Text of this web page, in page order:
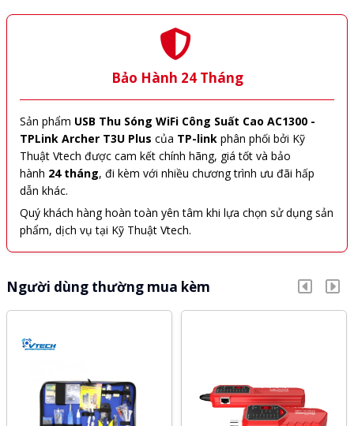
Bảo Hành 24 Tháng
Sản phẩm USB Thu Sóng WiFi Công Suất Cao AC1300 -
TPLink Archer T3U Plus của TP-link phân phối bởi Kỹ
Thuật Vtech được cam kết chính hãng, giá tốt và bảo
hành 24 tháng, đi kèm với nhiều chương trình ưu đãi hấp
dẫn khác.
Quý khách hàng hoàn toàn yên tâm khi lựa chọn sử dụng sản
phẩm, dịch vụ tại Kỹ Thuật Vtech.
Người dùng thường mua kèm